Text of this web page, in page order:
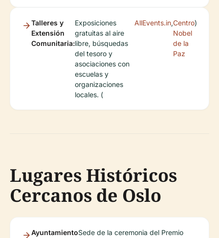
Talleres y
Extensión
Comunitaria:
Exposiciones
gratuitas al aire
libre, búsquedas
del tesoro y
asociaciones con
escuelas y
organizaciones
locales. (
AllEvents.in,Centro
Nobel
de la
Paz
)
Lugares Históricos
Cercanos de Oslo
AyuntamientoSede de la ceremonia del Premio